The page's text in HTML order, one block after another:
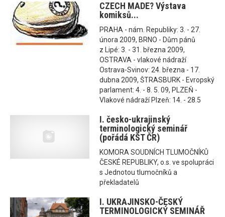
CZECH MADE? Výstava
komiksů...
PRAHA - nám. Republiky: 3. - 27.
února 2009, BRNO - Dům pánů
z Lipé: 3. - 31. března 2009,
OSTRAVA - vlakové nádraží
Ostrava-Svinov: 24. března - 17.
dubna 2009, ŠTRASBURK - Evropský
parlament: 4. - 8. 5. 09, PLZEŇ -
Vlakové nádraží Plzeň: 14. - 28.5
I. česko-ukrajinský
terminologický seminář
(pořádá KST ČR)
KOMORA SOUDNÍCH TLUMOČNÍKŮ
ČESKÉ REPUBLIKY, o.s. ve spolupráci
s Jednotou tlumočníků a
překladatelů
I. UKRAJINSKO-ČESKÝ
TERMINOLOGICKÝ SEMINÁŘ